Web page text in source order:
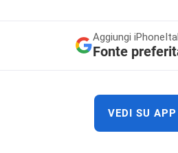
Aggiungi
Fonte
VEDI SU APP